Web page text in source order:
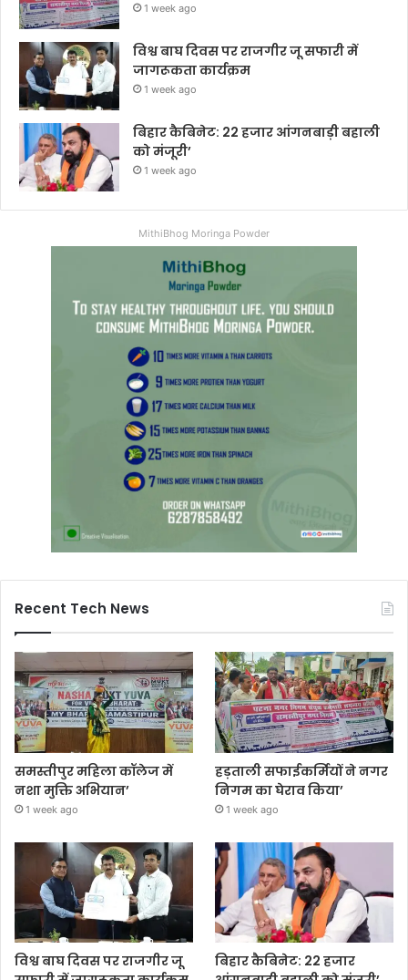
1 week ago
विश्व बाघ दिवस पर राजगीर जू सफारी में
जागरूकता कार्यक्रम
1 week ago
बिहार कैबिनेट: 22 हजार आंगनबाड़ी बहाली
को मंजूरी’
1 week ago
MithiBhog Moringa Powder
Recent Tech News
समस्तीपुर महिला कॉलेज में
नशा मुक्ति अभियान’
1 week ago
हड़ताली सफाईकर्मियों ने नगर
निगम का घेराव किया’
1 week ago
विश्व बाघ दिवस पर राजगीर जू
बिहार कैबिनेट: 22 हजार